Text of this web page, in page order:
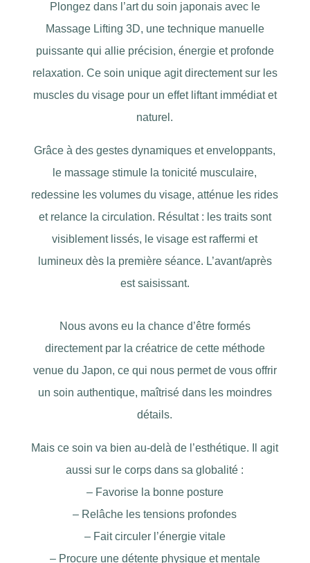
Plongez dans l’art du soin japonais avec le
Massage Lifting 3D, une technique manuelle
puissante qui allie précision, énergie et profonde
relaxation. Ce soin unique agit directement sur les
muscles du visage pour un effet liftant immédiat et
naturel.
Grâce à des gestes dynamiques et enveloppants,
le massage stimule la tonicité musculaire,
redessine les volumes du visage, atténue les rides
et relance la circulation. Résultat : les traits sont
visiblement lissés, le visage est raffermi et
lumineux dès la première séance. L’avant/après
est saisissant.
Nous avons eu la chance d’être formés
directement par la créatrice de cette méthode
venue du Japon, ce qui nous permet de vous offrir
un soin authentique, maîtrisé dans les moindres
détails.
Mais ce soin va bien au-delà de l’esthétique. Il agit
aussi sur le corps dans sa globalité :
– Favorise la bonne posture
– Relâche les tensions profondes
– Fait circuler l’énergie vitale
– Procure une détente physique et mentale